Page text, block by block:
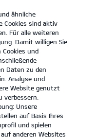
KONTAKT
ähnliche
Cookies sind aktiv
Für alle weiteren
Damit willigen Sie
Cookies und
Daten zu den
Analyse und
Website genutzt
Unsere
auf Basis Ihres
und spielen
anderen Websites